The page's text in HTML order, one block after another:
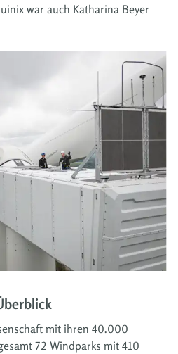
war auch Katharina Beyer
mit ihren 40.000
72 Windparks mit 410